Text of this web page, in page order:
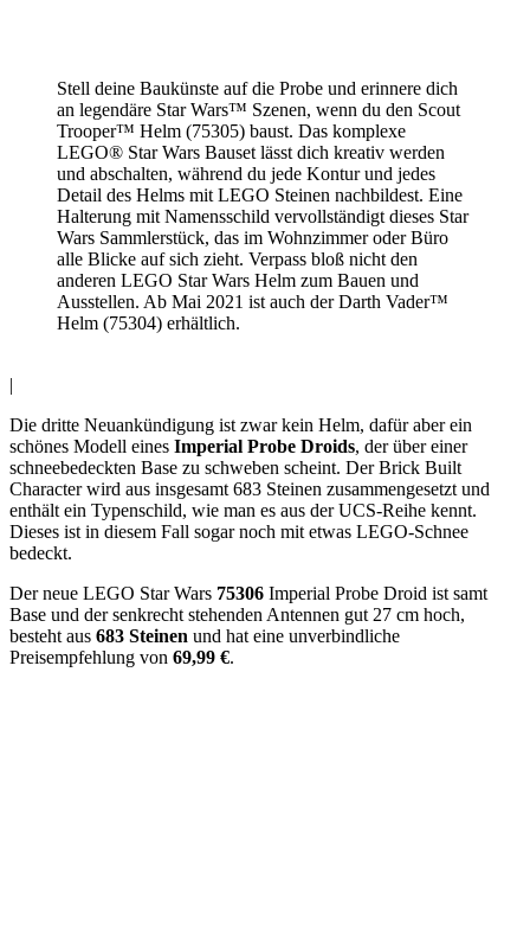
Stell deine Baukünste auf die Probe und erinnere dich
an legendäre Star Wars™ Szenen, wenn du den Scout
Trooper™ Helm (75305) baust. Das komplexe
LEGO® Star Wars Bauset lässt dich kreativ werden
und abschalten, während du jede Kontur und jedes
Detail des Helms mit LEGO Steinen nachbildest. Eine
Halterung mit Namensschild vervollständigt dieses Star
Wars Sammlerstück, das im Wohnzimmer oder Büro
alle Blicke auf sich zieht. Verpass bloß nicht den
anderen LEGO Star Wars Helm zum Bauen und
Ausstellen. Ab Mai 2021 ist auch der Darth Vader™
Helm (75304) erhältlich.
|
Die dritte Neuankündigung ist zwar kein Helm, dafür aber ein
schönes Modell eines Imperial Probe Droids, der über einer
schneebedeckten Base zu schweben scheint. Der Brick Built
Character wird aus insgesamt 683 Steinen zusammengesetzt und
enthält ein Typenschild, wie man es aus der UCS-Reihe kennt.
Dieses ist in diesem Fall sogar noch mit etwas LEGO-Schnee
bedeckt.
Der neue LEGO Star Wars 75306 Imperial Probe Droid ist samt
Base und der senkrecht stehenden Antennen gut 27 cm hoch,
besteht aus 683 Steinen und hat eine unverbindliche
Preisempfehlung von 69,99 €.